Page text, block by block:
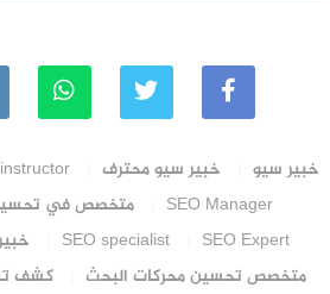
خبير سيو خبير سيو محترف
SEO Manager
متخصص في
SEO Expert
SEO specialist
متخصص تحسين محركات البحث
كشف